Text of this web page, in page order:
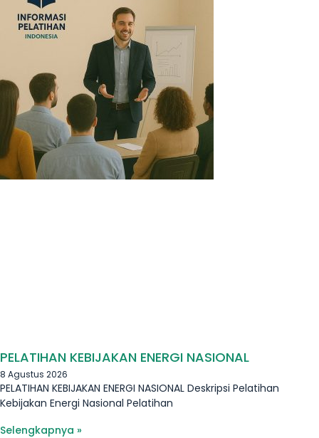
PELATIHAN KEBIJAKAN ENERGI NASIONAL
8 Agustus 2026
PELATIHAN KEBIJAKAN ENERGI NASIONAL Deskripsi Pelatihan
Kebijakan Energi Nasional Pelatihan
Selengkapnya »